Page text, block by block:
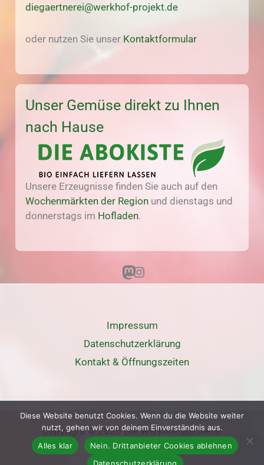
diegaertnerei@werkhof-projekt.de
oder nutzen Sie unser Kontaktformular
Unser Gemüse direkt zu Ihnen
nach Hause
Unsere Erzeugnisse finden Sie auch auf den
Wochenmärkten der Region und dienstags und
donnerstags im Hofladen.
MastodonInstagram
Impressum
Datenschutz­erklärung
Kontakt & Öffnungszeiten
Copyright © 2026 Die Werkhof-Gärtnerei
Diese Website benutzt Cookies. Wenn du die Website weiter
nutzt, gehen wir von deinem Einverständnis aus.
Alles klar
Nein. Drittanbieter Cookies ablehnen
Datenschutzerklärung